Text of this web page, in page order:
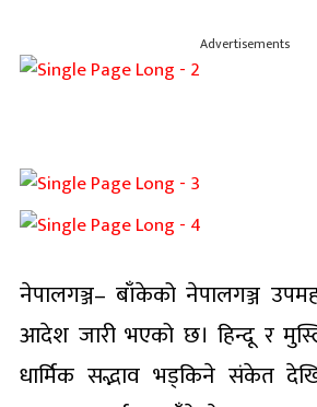
Advertisements
नेपालगञ्ज– बाँकेको नेपालगञ्ज
आदेश जारी भएको छ। हिन्दू र
धार्मिक सद्भाव भड्किने संकेत